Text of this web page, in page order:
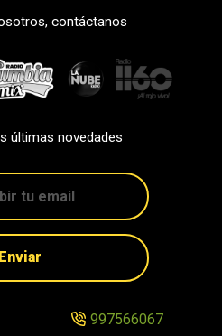
contáctanos
últimas novedades
Enviar
997566067